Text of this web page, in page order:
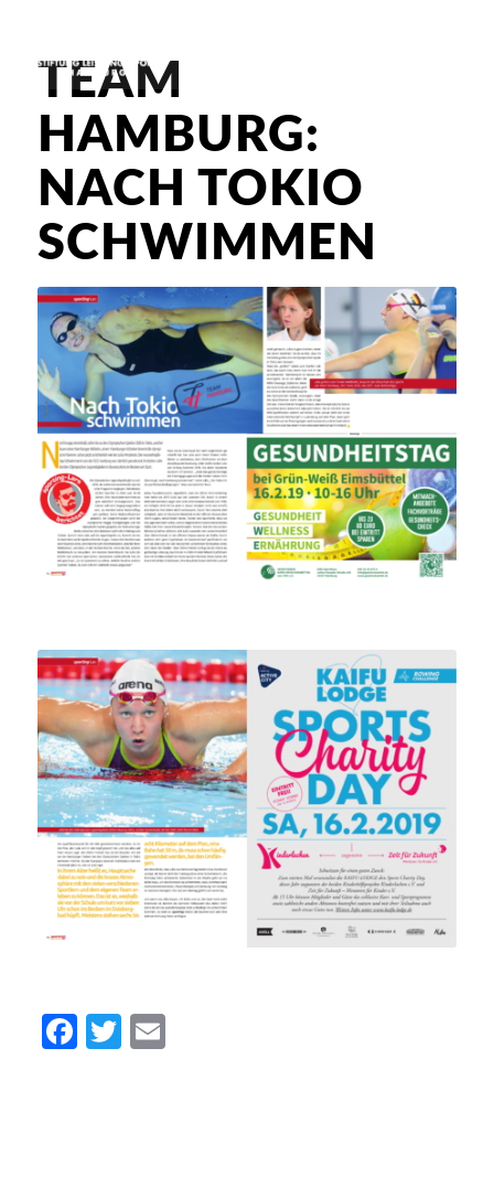
TEAM
HAMBURG:
NACH TOKIO
SCHWIMMEN
Facebook
Twitter
Email